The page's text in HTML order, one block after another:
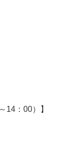
14：00）】